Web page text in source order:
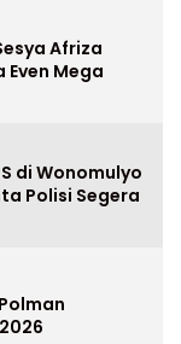
Afriza
Mega
di Wonomulyo
Polisi Segera